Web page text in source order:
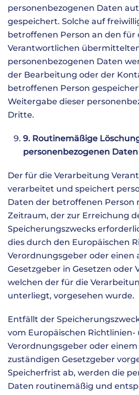
personenbezogenen Daten
gespeichert. Solche auf
betroffenen Person an den für
Verantwortlichen
personenbezogenen Daten
der Bearbeitung oder der
betroffenen Person
Weitergabe dieser
Dritte.
9. Routinemäßige
personenbezogenen Daten
Der für die Verarbeitung
verarbeitet und speichert
Daten der betroffenen Person
Zeitraum, der zur Erreichung
Speicherungszwecks
dies durch den Europäischen
Verordnungsgeber oder einen
Gesetzgeber in Gesetzen oder
welchen der für die
unterliegt, vorgesehen wurde.
Entfällt der
vom Europäischen Richtlinien-
Verordnungsgeber oder
zuständigen Gesetzgeber
Speicherfrist ab, werden die
Daten routinemäßig und